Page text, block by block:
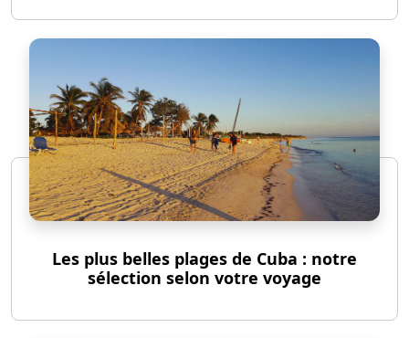
Les plus belles plages de Cuba : notre
sélection selon votre voyage